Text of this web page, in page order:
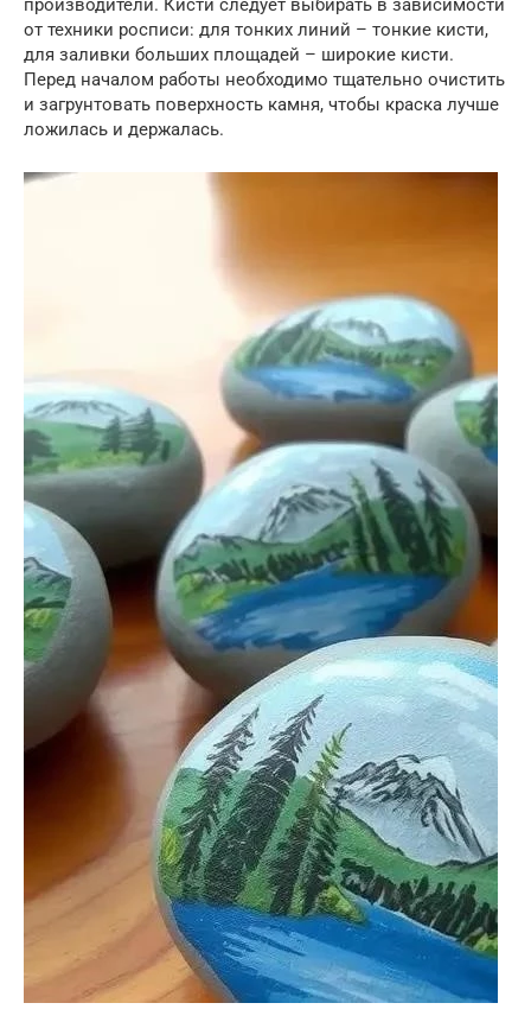
производители. Кисти следует выбирать в зависимости
от техники росписи: для тонких линий – тонкие кисти,
для заливки больших площадей – широкие кисти.
Перед началом работы необходимо тщательно очистить
и загрунтовать поверхность камня, чтобы краска лучше
ложилась и держалась.